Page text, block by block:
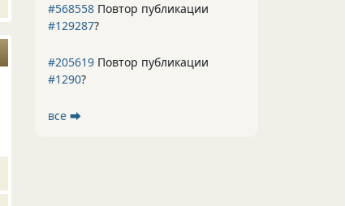
#568558 Повтор публикации
#129287?
#205619 Повтор публикации
#1290?
все ⮕